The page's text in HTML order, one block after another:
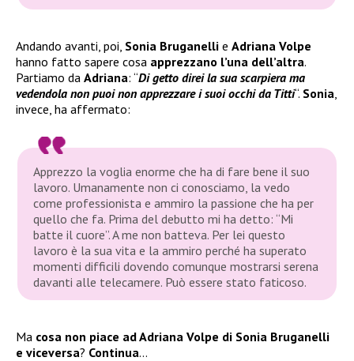
Andando avanti, poi, Sonia Bruganelli e Adriana Volpe
hanno fatto sapere cosa apprezzano l’una dell’altra.
Partiamo da Adriana: “Di getto direi la sua scarpiera ma
vedendola non puoi non apprezzare i suoi occhi da Titti“. Sonia
invece, ha affermato:
Apprezzo la voglia enorme che ha di fare bene il suo
lavoro. Umanamente non ci conosciamo, la vedo
come professionista e ammiro la passione che ha per
quello che fa. Prima del debutto mi ha detto: “Mi
batte il cuore”. A me non batteva. Per lei questo
lavoro è la sua vita e la ammiro perché ha superato
momenti difficili dovendo comunque mostrarsi serena
davanti alle telecamere. Può essere stato faticoso.
Ma cosa non piace ad Adriana Volpe di Sonia Bruganelli
e viceversa? Continua…